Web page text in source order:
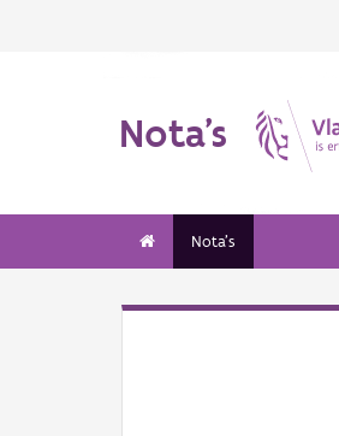
Nota's
Nota's